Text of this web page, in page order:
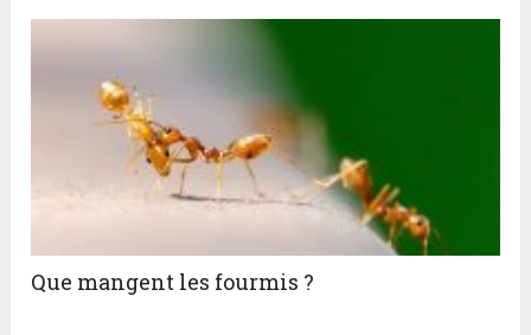
Que mangent les fourmis ?